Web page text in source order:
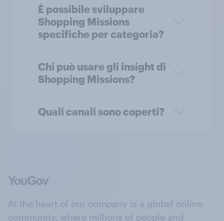
È possibile sviluppare
Shopping Missions
specifiche per categoria?
Chi può usare gli insight di
Shopping Missions?
Quali canali sono coperti?
At the heart of our company is a global online
community, where millions of people and